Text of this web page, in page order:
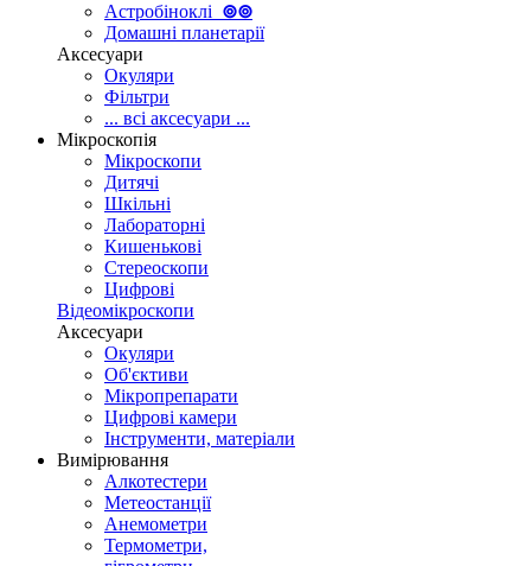
Астробіноклі ⊚⊚
Домашні планетарії
Аксесуари
Окуляри
Фільтри
... всі аксесуари ...
Мікроскопія
Мікроскопи
Дитячі
Шкільні
Лабораторні
Кишенькові
Стереоскопи
Цифрові
Відеомікроскопи
Аксесуари
Окуляри
Об'єктиви
Мікропрепарати
Цифрові камери
Інструменти, матеріали
Вимірювання
Алкотестери
Метеостанції
Анемометри
Термометри,